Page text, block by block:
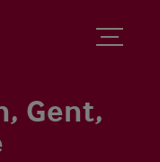
Gent,